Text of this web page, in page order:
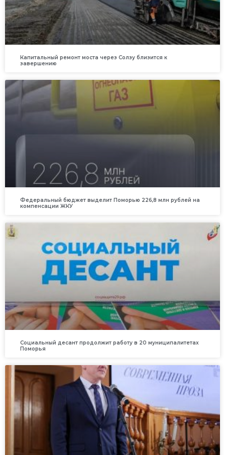
Капитальный ремонт моста через Солзу близится к
завершению
Федеральный бюджет выделит Поморью 226,8 млн рублей на
компенсации ЖКУ
Социальный десант продолжит работу в 20 муниципалитетах
Поморья